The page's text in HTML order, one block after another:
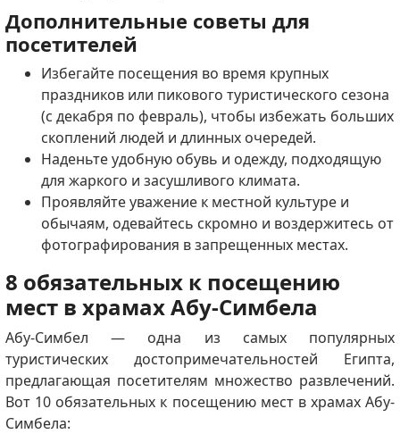
Дополнительные советы для
посетителей
Избегайте посещения во время крупных
праздников или пикового туристического сезона
(с декабря по февраль), чтобы избежать больших
скоплений людей и длинных очередей.
Наденьте удобную обувь и одежду, подходящую
для жаркого и засушливого климата.
Проявляйте уважение к местной культуре и
обычаям, одевайтесь скромно и воздержитесь от
фотографирования в запрещенных местах.
8 обязательных к посещению
мест в храмах Абу-Симбела
Абу-Симбел — одна из самых популярных
туристических достопримечательностей Египта,
предлагающая посетителям множество развлечений.
Вот 10 обязательных к посещению мест в храмах Абу-
Симбела: